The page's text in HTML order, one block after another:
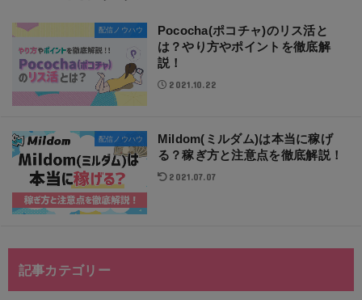
配信ノウハウ
Pococha(ポコチャ)のリス活と
は？やり方やポイントを徹底解
説！
2021.10.22
配信ノウハウ
Mildom(ミルダム)は本当に稼げ
る？稼ぎ方と注意点を徹底解説！
2021.07.07
記事カテゴリー